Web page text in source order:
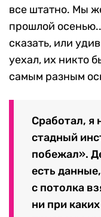
все штатно. Мы
прошлой
сказать, или
уехал, их никто
самым разным
Сработал, я
стадный
побежал».
есть
с потолка
ни при